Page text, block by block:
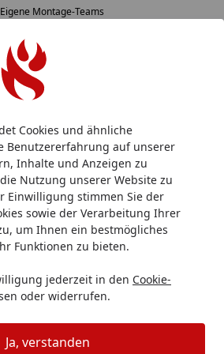
Cookies und ähnliche
Benutzererfahrung auf unserer
Inhalte und Anzeigen zu
Nutzung unserer Website zu
Einwilligung stimmen Sie der
sowie der Verarbeitung Ihrer
um Ihnen ein bestmögliches
Funktionen zu bieten.
jederzeit in den Cookie-
oder widerrufen.
Ja, verstanden
Kauf auf Rechnung (10 Zahlarten)
Broil King Gasgrill REGAL Q
REGAL Q 590 IR